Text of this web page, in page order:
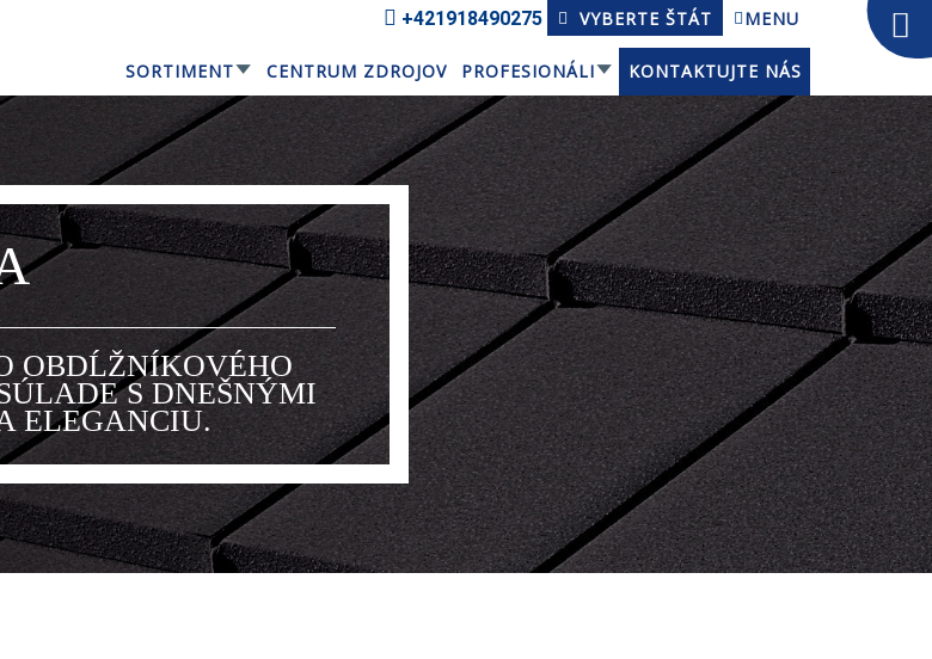
+421918­490275 VYBERTE ŠTÁT MENU
SORTIMENT CENTRUM ZDROJOV PROFESIONÁLI
KONTAKTUJTE NÁS
OBDĹŽNÍKOVÉHO
S DNEŠNÝMI
ELEGANCIU.